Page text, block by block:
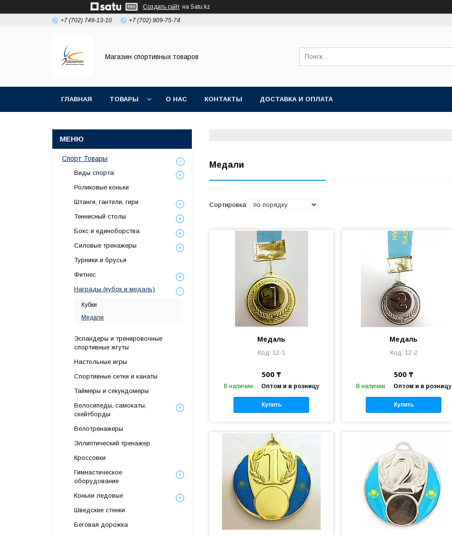
Создать сайт на Satu.kz
+7 (702) 749-13-10 +7 (702) 909-75-74
Магазин спортивных товаров
ГЛАВНАЯ ТОВАРЫ О НАС КОНТАКТЫ ДОСТАВКА И ОПЛАТА
Медали
Медаль
12-1
500 ₸
В наличии Оптом и в розницу
Купить
Медаль
12-2
500 ₸
В наличии Оптом и в розницу
Купить
Спорт Товары
Виды спорта
Роликовые коньки
Штанги, гантели, гири
Теннисный столы
Бокс и единоборства
Силовые тренажеры
Турники и брусья
Фитнес
Награды (кубок и медаль)
Кубки
Медали
Эспандеры и тренировочные
спортивные жгуты
Настольные игры
Спортивные сетки и канаты
Таймеры и секундомеры
Велосипеды, самокаты,
скейтборды
Велотренажеры
Эллиптический тренажер
Кроссовки
Гимнастическое
оборудование
Коньки ледовые
Шведские стенки
Беговая дорожка